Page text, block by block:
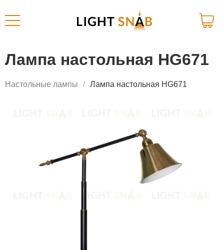
Лампа настольная HG671
Настольные лампы Лампа настольная HG671